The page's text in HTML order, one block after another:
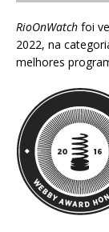
RioOnWatch foi
2022, na
melhores